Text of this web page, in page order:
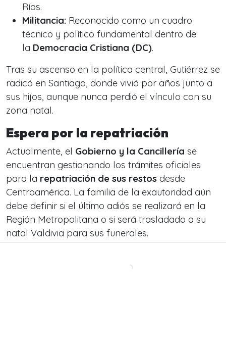
Ríos.
Militancia: Reconocido como un cuadro
técnico y político fundamental dentro de
la Democracia Cristiana (DC).
Tras su ascenso en la política central, Gutiérrez se
radicó en Santiago, donde vivió por años junto a
sus hijos, aunque nunca perdió el vínculo con su
zona natal.
Espera por la repatriación
Actualmente, el Gobierno y la Cancillería se
encuentran gestionando los trámites oficiales
para la repatriación de sus restos desde
Centroamérica. La familia de la exautoridad aún
debe definir si el último adiós se realizará en la
Región Metropolitana o si será trasladado a su
natal Valdivia para sus funerales.